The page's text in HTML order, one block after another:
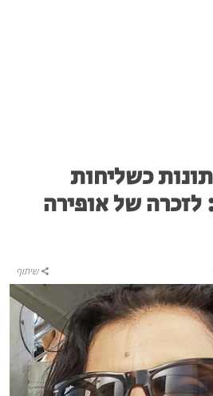
כשליחות
של אופירה
שיתוף